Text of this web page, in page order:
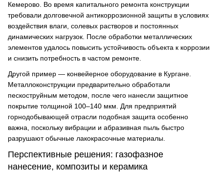
Кемерово. Во время капитального ремонта конструкции
требовали долговечной антикоррозионной защиты в условиях
воздействия влаги, солевых растворов и постоянных
динамических нагрузок. После обработки металлических
элементов удалось повысить устойчивость объекта к коррозии
и снизить потребность в частом ремонте.
Другой пример — конвейерное оборудование в Кургане.
Металлоконструкции предварительно обработали
пескоструйным методом, после чего нанесли защитное
покрытие толщиной 100–140 мкм. Для предприятий
горнодобывающей отрасли подобная защита особенно
важна, поскольку вибрации и абразивная пыль быстро
разрушают обычные лакокрасочные материалы.
Перспективные решения: газофазное
нанесение, композиты и керамика